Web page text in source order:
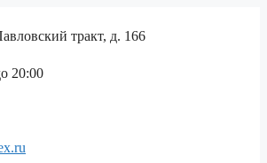
тракт, д. 166
20:00